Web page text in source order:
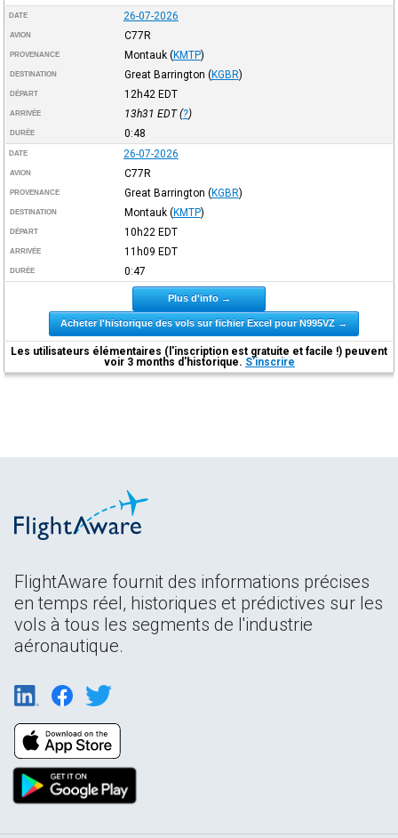
DATE 26-07-2026
AVION C77R
PROVENANCE Montauk (KMTP)
DESTINATION Great Barrington (KGBR)
DÉPART 12h42 EDT
ARRIVÉE 13h31 EDT(?)
DURÉE 0:48
DATE 26-07-2026
AVION C77R
PROVENANCE Great Barrington (KGBR)
DESTINATION Montauk (KMTP)
DÉPART 10h22 EDT
ARRIVÉE 11h09 EDT
DURÉE 0:47
Plus d'info →
Acheter l'historique des vols sur fichier Excel pour N995VZ →
Les utilisateurs élémentaires (l'inscription est gratuite et facile !) peuvent
voir 3 months d'historique. S'inscrire
FlightAware fournit des informations précises
en temps réel, historiques et prédictives sur les
vols à tous les segments de l'industrie
aéronautique.